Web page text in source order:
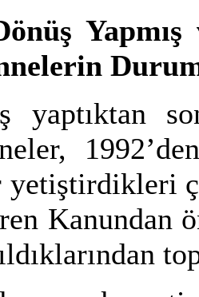
yaptıktan
yetiştirdikleri
Kanundan